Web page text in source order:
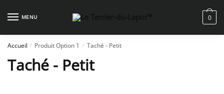
MENU 0
Accueil / Produit Option 1 / Taché - Petit
Taché - Petit